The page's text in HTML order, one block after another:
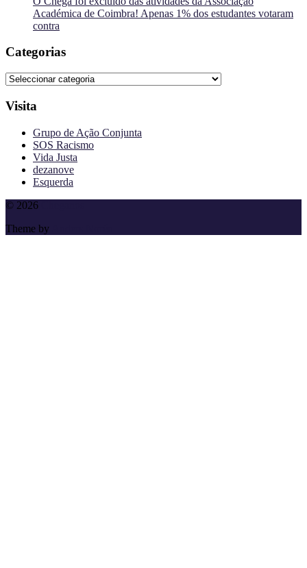
Académica de Coimbra! Apenas 1% dos estudantes votaram
contra
Categorias
Categorias
Visita
Grupo de Ação Conjunta
SOS Racismo
Vida Justa
dezanove
Esquerda
To
top
© 2026
Theme by